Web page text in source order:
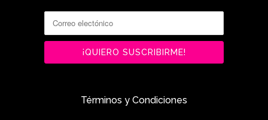
Términos y Condiciones